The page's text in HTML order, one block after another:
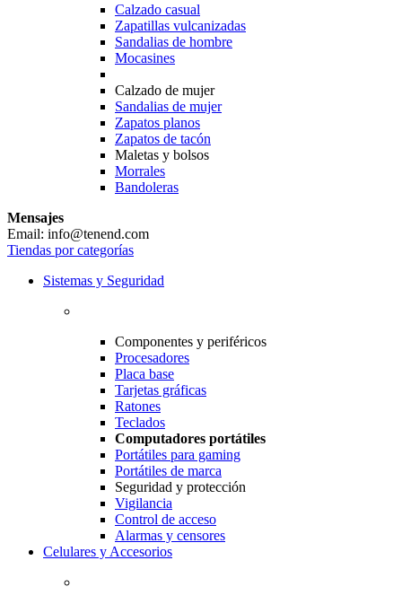
Calzado casual
Zapatillas vulcanizadas
Sandalias de hombre
Mocasines
Calzado de mujer
Sandalias de mujer
Zapatos planos
Zapatos de tacón
Maletas y bolsos
Morrales
Bandoleras
Mensajes
Email: info@tenend.com
Tiendas por categorías
Sistemas y Seguridad
Componentes y periféricos
Procesadores
Placa base
Tarjetas gráficas
Ratones
Teclados
Computadores portátiles
Portátiles para gaming
Portátiles de marca
Seguridad y protección
Vigilancia
Control de acceso
Alarmas y censores
Celulares y Accesorios